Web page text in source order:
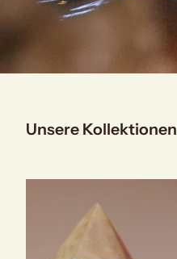
Unsere Kollektionen